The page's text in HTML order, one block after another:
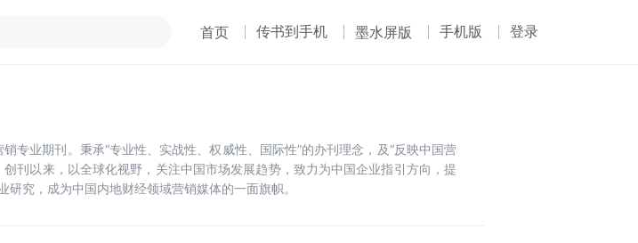
首页 传书到手机 墨水屏版 手机版 登录
专业期刊。秉承“专业性、实战性、权威性、国际性”的办刊理念，及“反映中国营
刊以来，以全球化视野，关注中国市场发展趋势，致力为中国企业指引方向，提
究，成为中国内地财经领域营销媒体的一面旗帜。